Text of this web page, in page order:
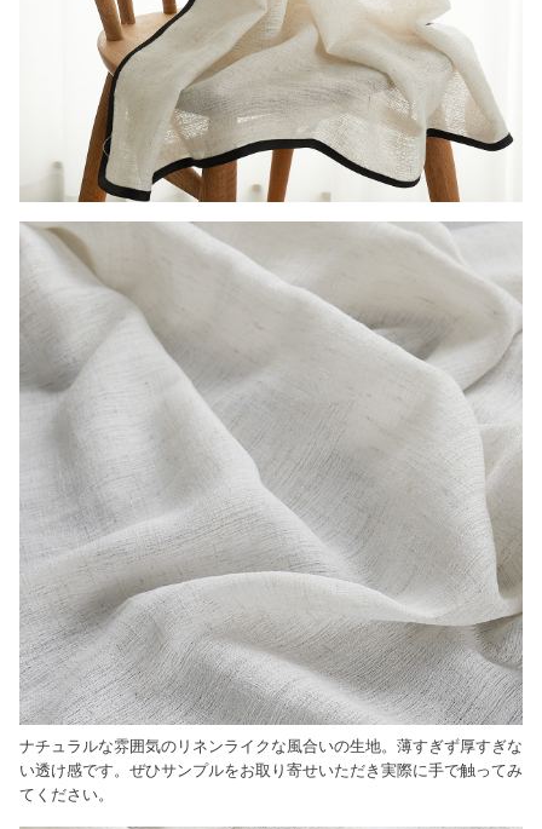
ナチュラルな雰囲気のリネンライクな風合いの生地。薄すぎず厚すぎな
い透け感です。ぜひサンプルをお取り寄せいただき実際に手で触ってみ
てください。